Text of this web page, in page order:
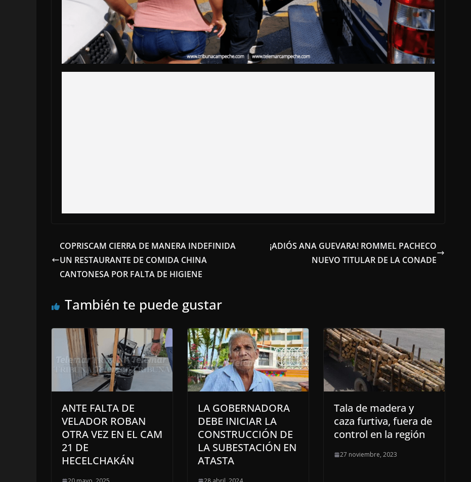
COPRISCAM CIERRA DE MANERA INDEFINIDA
UN RESTAURANTE DE COMIDA CHINA
CANTONESA POR FALTA DE HIGIENE
¡ADIÓS ANA GUEVARA! ROMMEL PACHECO
NUEVO TITULAR DE LA CONADE
También te puede gustar
ANTE FALTA DE
VELADOR ROBAN
OTRA VEZ EN EL CAM
21 DE
HECELCHAKÁN
LA GOBERNADORA
DEBE INICIAR LA
CONSTRUCCIÓN DE
LA SUBESTACIÓN EN
ATASTA
Tala de madera y
caza furtiva, fuera de
control en la región
27 noviembre, 2023